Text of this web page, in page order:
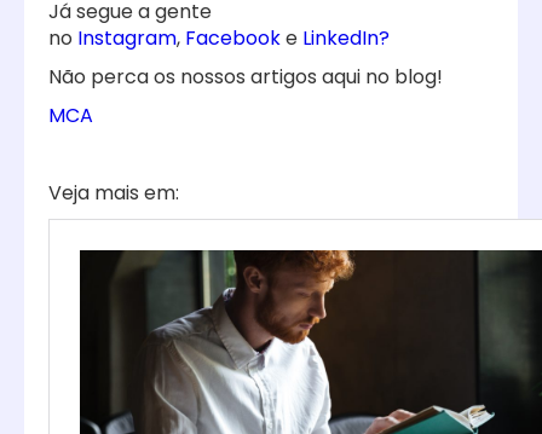
Já segue a gente
no Instagram, Facebooke LinkedIn?
Não perca os nossos artigos aqui no blog!
MCA
Veja mais em: